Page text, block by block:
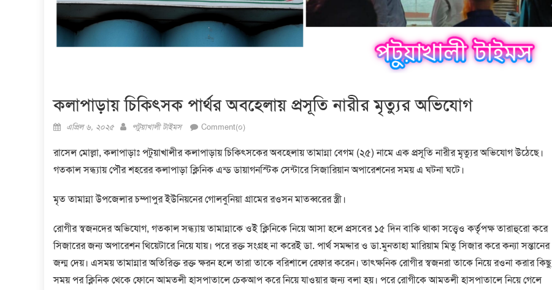
কলাপাড়ায় চিকিৎসক পার্থর অবহেলায় প্রসূতি নারীর মৃত্যুর অভিযোগ
Posted
এপ্রিল ৬, ২০২৫ Author
পটুয়াখালী টাইমস Comment(০)
রাসেল মোল্লা, কলাপাড়াঃ পটুয়াখালীর কলাপাড়ায় চিকিৎসকের অবহেলায় তামান্না বেগম (২৫) নামে এক প্রসূতি নারীর মৃত্যুর অভিযোগ উঠেছে।
গতকাল সন্ধ্যায় পৌর শহরের কলাপাড়া ক্লিনিক এন্ড ডায়াগনস্টিক সেন্টারে সিজারিয়ান অপারেশনের সময় এ ঘটনা ঘটে।
মৃত তামান্না উপজেলার চম্পাপুর ইউনিয়নের গোলবুনিয়া গ্রামের রওসন মাতব্বরের স্ত্রী।
রোগীর স্বজনদের অভিযোগ, গতকাল সন্ধ্যায় তামান্নাকে ওই ক্লিনিকে নিয়ে আসা হলে প্রসবের ১৫ দিন বাকি থাকা সত্ত্বেও কর্তৃপক্ষ তারাহুরো করে
সিজারের জন্য অপারেশন থিয়েটারে নিয়ে যায়। পরে রক্ত সংগ্রহ না করেই ডা. পার্থ সমদ্দার ও ডা.মুনতাহা মারিয়াম মিতু সিজার করে কন্যা সন্তানের
জন্ম দেয়। এসময় তামান্নার অতিরিক্ত রক্ত ক্ষরন হলে তারা তাকে বরিশালে রেফার করেন। তাৎক্ষনিক রোগীর স্বজনরা তাকে নিয়ে রওনা করার কিছু
সময় পর ক্লিনিক থেকে ফোনে আমতলী হাসপাতালে চেকআপ করে নিয়ে যাওয়ার জন্য বলা হয়। পরে রোগীকে আমতলী হাসপাতালে নিয়ে গেলে